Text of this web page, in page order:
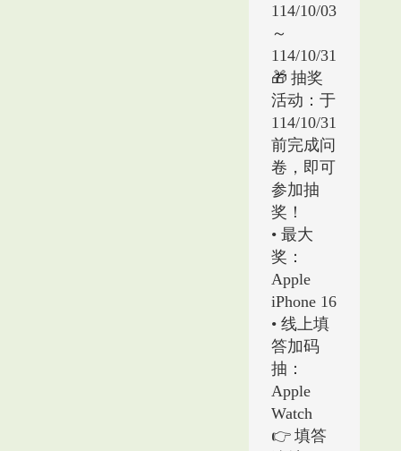
114/10/03
～
114/10/31
🎁 抽奖
活动：于
114/10/31
前完成问
卷，即可
参加抽
奖！
• 最大
奖：
Apple
iPhone 16
• 线上填
答加码
抽：
Apple
Watch
👉 填答